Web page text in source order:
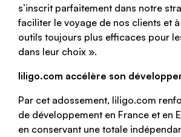
s’inscrit parfaitement dans notre
faciliter le voyage de nos clients et
outils toujours plus efficaces pour
dans leur choix ».
liligo.com accélère son
Par cet adossement, liligo.com
de développement en France et en
en conservant une totale